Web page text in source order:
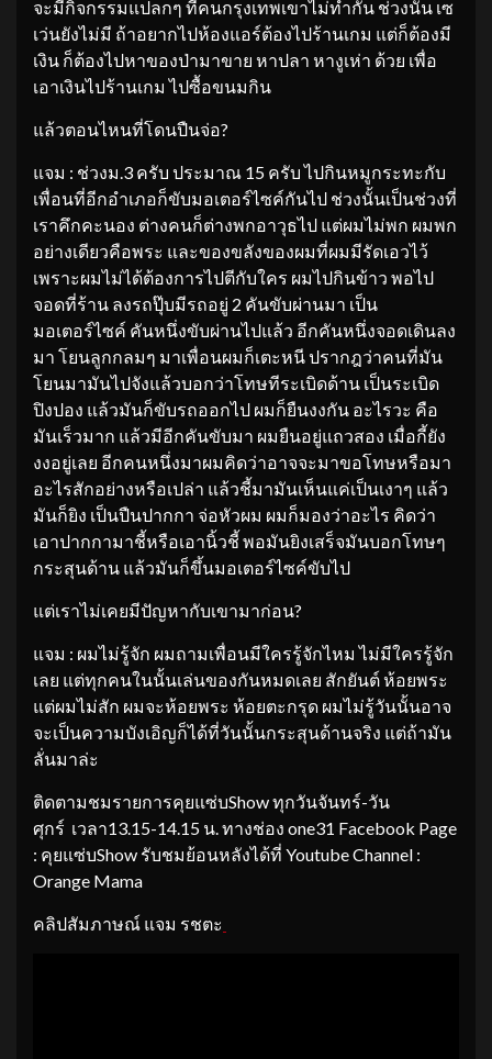
จะมีกิจกรรมแปลกๆ ที่คนกรุงเทพเขาไม่ทำกัน ช่วงนั้น เซ
เว่นยังไม่มี ถ้าอยากไปห้องแอร์ต้องไปร้านเกม แต่ก็ต้องมี
เงิน ก็ต้องไปหาของป่ามาขาย หาปลา หางูเห่า ด้วย เพื่อ
เอาเงินไปร้านเกม ไปซื้อขนมกิน
แล้วตอนไหนที่โดนปืนจ่อ?
แจม : ช่วงม.3 ครับ ประมาณ 15 ครับ ไปกินหมูกระทะกับ
เพื่อนที่อีกอำเภอก็ขับมอเตอร์ไซค์กันไป ช่วงนั้นเป็นช่วงที่
เราคึกคะนอง ต่างคนก็ต่างพกอาวุธไป แต่ผมไม่พก ผมพก
อย่างเดียวคือพระ และของขลังของผมที่ผมมีรัดเอวไว้
เพราะผมไม่ได้ต้องการไปตีกับใคร ผมไปกินข้าว พอไป
จอดที่ร้าน ลงรถปุ๊บมีรถอยู่ 2 คันขับผ่านมา เป็น
มอเตอร์ไซค์ คันหนึ่งขับผ่านไปแล้ว อีกคันหนึ่งจอดเดินลง
มา โยนลูกกลมๆ มาเพื่อนผมก็เตะหนี ปรากฎว่าคนที่มัน
โยนมามันไปจังแล้วบอกว่าโทษทีระเบิดด้าน เป็นระเบิด
ปิงปอง แล้วมันก็ขับรถออกไป ผมก็ยืนงงกัน อะไรวะ คือ
มันเร็วมาก แล้วมีอีกคันขับมา ผมยืนอยู่แถวสอง เมื่อกี้ยัง
งงอยู่เลย อีกคนหนึ่งมาผมคิดว่าอาจจะมาขอโทษหรือมา
อะไรสักอย่างหรือเปล่า แล้วชี้มามันเห็นแค่เป็นเงาๆ แล้ว
มันก็ยิง เป็นปืนปากกา จ่อหัวผม ผมก็มองว่าอะไร คิดว่า
เอาปากกามาชี้หรือเอานิ้วชี้ พอมันยิงเสร็จมันบอกโทษๆ
กระสุนด้าน แล้วมันก็ขึ้นมอเตอร์ไซค์ขับไป
แต่เราไม่เคยมีปัญหากับเขามาก่อน?
แจม : ผมไม่รู้จัก ผมถามเพื่อนมีใครรู้จักไหม ไม่มีใครรู้จัก
เลย แต่ทุกคนในนั้นเล่นของกันหมดเลย สักยันต์ ห้อยพระ
แต่ผมไม่สัก ผมจะห้อยพระ ห้อยตะกรุด ผมไม่รู้วันนั้นอาจ
จะเป็นความบังเอิญก็ได้ที่วันนั้นกระสุนด้านจริง แต่ถ้ามัน
ลั่นมาล่ะ
ติดตามชมรายการคุยแซ่บShow ทุกวันจันทร์-วัน
ศุกร์ เวลา13.15-14.15 น. ทางช่อง one31 Facebook Page
: คุยแซ่บShow รับชมย้อนหลังได้ที่ Youtube Channel :
Orange Mama
คลิปสัมภาษณ์ แจม รชตะ